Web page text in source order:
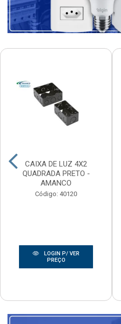
CAIXA DE LUZ 4X2
QUADRADA PRETO -
AMANCO
Código: 40120
LOGIN P/ VER
PREÇO